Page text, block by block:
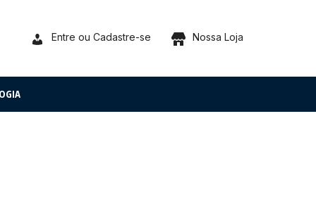
Entre ou Cadastre-se Nossa Loja